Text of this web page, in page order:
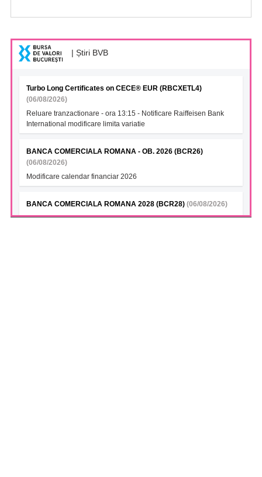
| Știri BVB
Turbo Long Certificates on CECE® EUR (RBCXETL4)
(06/08/2026)
Reluare tranzactionare - ora 13:15 - Notificare Raiffeisen Bank
International modificare limita variatie
BANCA COMERCIALA ROMANA - OB. 2026 (BCR26)
(06/08/2026)
Modificare calendar financiar 2026
BANCA COMERCIALA ROMANA 2028 (BCR28) (06/08/2026)
Modificare calendar financiar 2026